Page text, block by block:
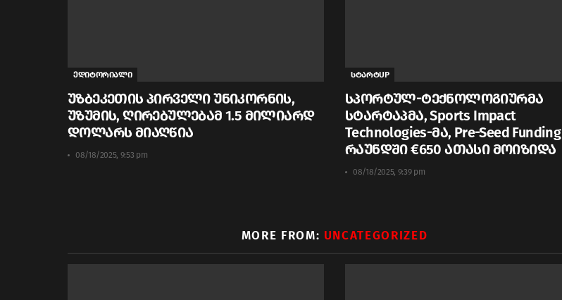
ედიტორიალი
უზბეკეთის პირველი უნიკორნის,
უზუმის, ღირებულებამ 1.5 მილიარდ
დოლარს მიაღწია
08/18/2025, 9:53 pm
სტარტUP
სპორტულ-ტექნოლოგიურმა
სტარტაპმა, Sports Impact
Technologies-მა, Pre-Seed Funding
რაუნდში €650 ათასი მოიზიდა
08/18/2025, 9:39 pm
MORE FROM: UNCATEGORIZED